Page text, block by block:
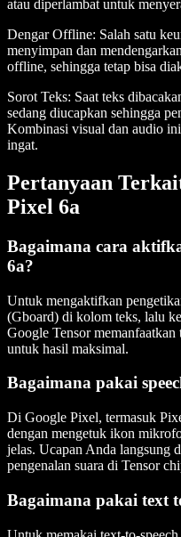
atau diperlambat untuk
Dengar Offline: Salah satu
menyimpan dan
offline, sehingga tetap bisa
Sorot Teks: Saat teks
sedang diucapkan sehingga
Kombinasi visual dan audio
ingat.
Pertanyaan
Pixel 6a
Bagaimana cara
6a?
Untuk mengaktifkan
(Gboard) di kolom teks, lalu
Google Tensor
untuk hasil maksimal.
Bagaimana pakai
Di Google Pixel, termasuk
dengan mengetuk ikon
jelas. Ucapan Anda langsung
pengenalan suara di Tensor
Bagaimana pakai text